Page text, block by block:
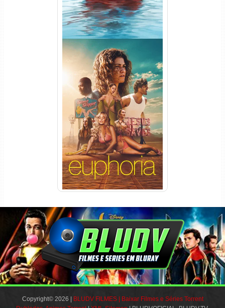
Euphoria 3ª Temporada
Torrent (2026) WEB-DL 1080p
Dual Áudio
Copyright© 2026 |
BLUDV FILMES | Baixar Filmes e Séries Torrent